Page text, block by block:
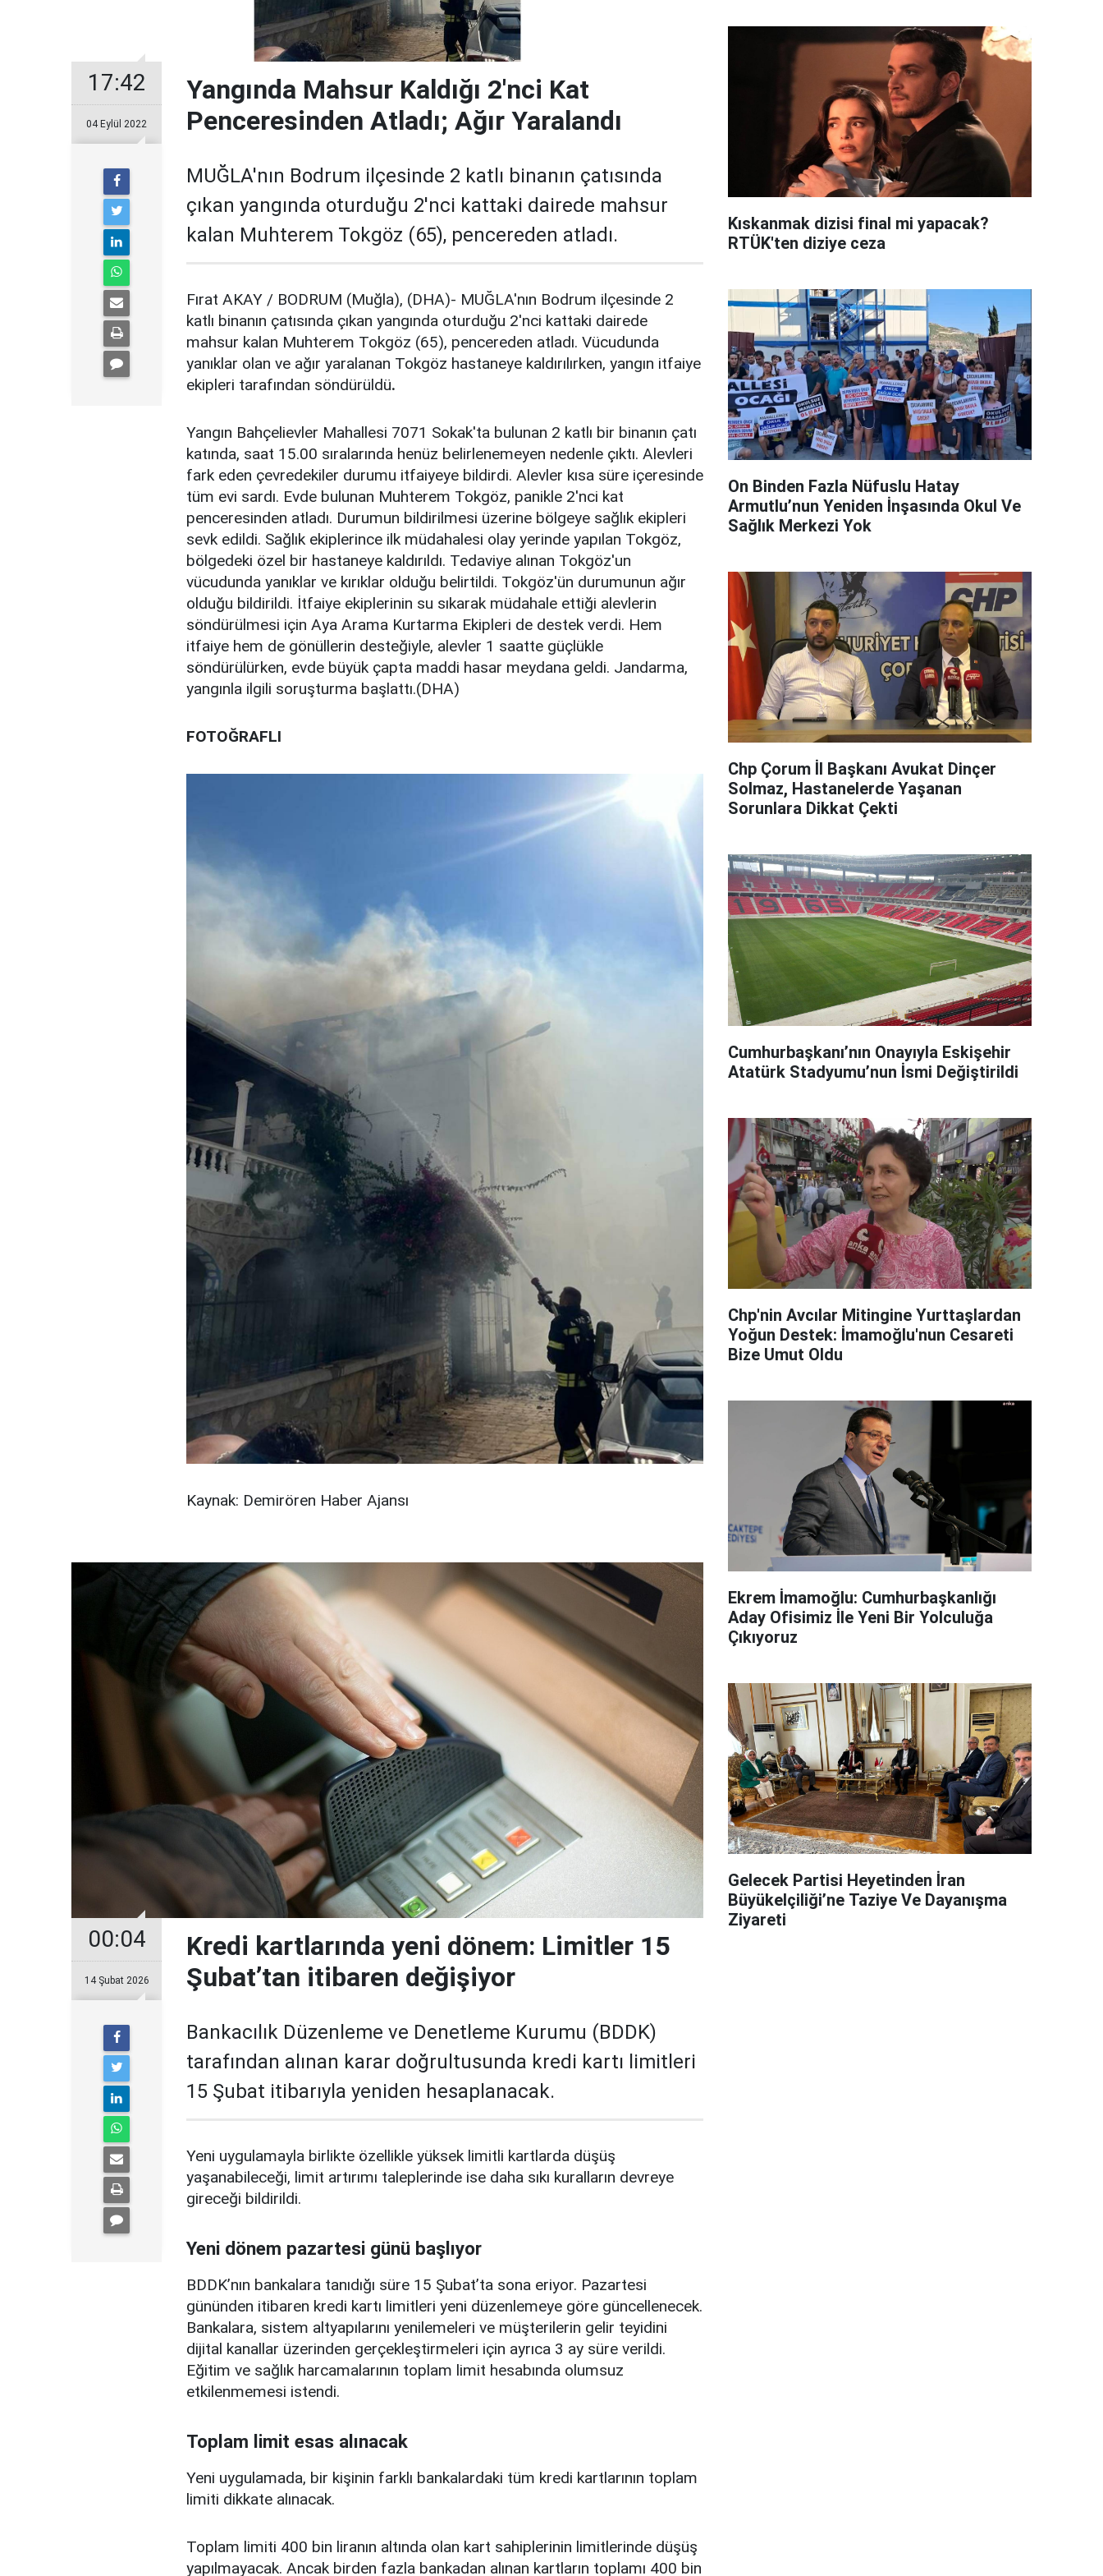
17:42
04 Eylül 2022
Yangında Mahsur Kaldığı 2'nci Kat
Penceresinden Atladı; Ağır Yaralandı
MUĞLA'nın Bodrum ilçesinde 2 katlı binanın çatısında
çıkan yangında oturduğu 2'nci kattaki dairede mahsur
kalan Muhterem Tokgöz (65), pencereden atladı.
Fırat AKAY / BODRUM (Muğla), (DHA)- MUĞLA'nın Bodrum ilçesinde 2
katlı binanın çatısında çıkan yangında oturduğu 2'nci kattaki dairede
mahsur kalan Muhterem Tokgöz (65), pencereden atladı. Vücudunda
yanıklar olan ve ağır yaralanan Tokgöz hastaneye kaldırılırken, yangın itfaiye
ekipleri tarafından söndürüldü.
Yangın Bahçelievler Mahallesi 7071 Sokak'ta bulunan 2 katlı bir binanın çatı
katında, saat 15.00 sıralarında henüz belirlenemeyen nedenle çıktı. Alevleri
fark eden çevredekiler durumu itfaiyeye bildirdi. Alevler kısa süre içeresinde
tüm evi sardı. Evde bulunan Muhterem Tokgöz, panikle 2'nci kat
penceresinden atladı. Durumun bildirilmesi üzerine bölgeye sağlık ekipleri
sevk edildi. Sağlık ekiplerince ilk müdahalesi olay yerinde yapılan Tokgöz,
bölgedeki özel bir hastaneye kaldırıldı. Tedaviye alınan Tokgöz'un
vücudunda yanıklar ve kırıklar olduğu belirtildi. Tokgöz'ün durumunun ağır
olduğu bildirildi. İtfaiye ekiplerinin su sıkarak müdahale ettiği alevlerin
söndürülmesi için Aya Arama Kurtarma Ekipleri de destek verdi. Hem
itfaiye hem de gönüllerin desteğiyle, alevler 1 saatte güçlükle
söndürülürken, evde büyük çapta maddi hasar meydana geldi. Jandarma,
yangınla ilgili soruşturma başlattı.(DHA)
FOTOĞRAFLI
Kaynak: Demirören Haber Ajansı
00:04
14 Şubat 2026
Kredi kartlarında yeni dönem: Limitler 15
Şubat’tan itibaren değişiyor
Bankacılık Düzenleme ve Denetleme Kurumu (BDDK)
tarafından alınan karar doğrultusunda kredi kartı limitleri
15 Şubat itibarıyla yeniden hesaplanacak.
Yeni uygulamayla birlikte özellikle yüksek limitli kartlarda düşüş
yaşanabileceği, limit artırımı taleplerinde ise daha sıkı kuralların devreye
gireceği bildirildi.
Yeni dönem pazartesi günü başlıyor
BDDK’nın bankalara tanıdığı süre 15 Şubat’ta sona eriyor. Pazartesi
gününden itibaren kredi kartı limitleri yeni düzenlemeye göre güncellenecek.
Bankalara, sistem altyapılarını yenilemeleri ve müşterilerin gelir teyidini
dijital kanallar üzerinden gerçekleştirmeleri için ayrıca 3 ay süre verildi.
Eğitim ve sağlık harcamalarının toplam limit hesabında olumsuz
etkilenmemesi istendi.
Toplam limit esas alınacak
Yeni uygulamada, bir kişinin farklı bankalardaki tüm kredi kartlarının toplam
limiti dikkate alınacak.
Toplam limiti 400 bin liranın altında olan kart sahiplerinin limitlerinde düşüş
yapılmayacak. Ancak birden fazla bankadan alınan kartların toplamı 400 bin
Kıskanmak dizisi final mi yapacak?
RTÜK'ten diziye ceza
On Binden Fazla Nüfuslu Hatay
Armutlu’nun Yeniden İnşasında Okul Ve
Sağlık Merkezi Yok
Chp Çorum İl Başkanı Avukat Dinçer
Solmaz, Hastanelerde Yaşanan
Sorunlara Dikkat Çekti
Cumhurbaşkanı’nın Onayıyla Eskişehir
Atatürk Stadyumu’nun İsmi Değiştirildi
Chp'nin Avcılar Mitingine Yurttaşlardan
Yoğun Destek: İmamoğlu'nun Cesareti
Bize Umut Oldu
Ekrem İmamoğlu: Cumhurbaşkanlığı
Aday Ofisimiz İle Yeni Bir Yolculuğa
Çıkıyoruz
Gelecek Partisi Heyetinden İran
Büyükelçiliği’ne Taziye Ve Dayanışma
Ziyareti